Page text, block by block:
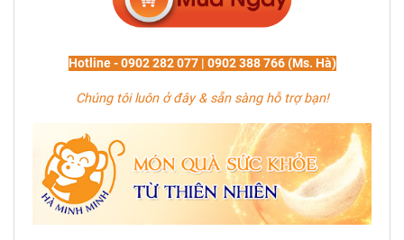
Hotline - 0902 282 077 | 0902 388 766 (Ms. Hà)
Chúng tôi luôn ở đây & sẵn sàng hỗ trợ bạn!